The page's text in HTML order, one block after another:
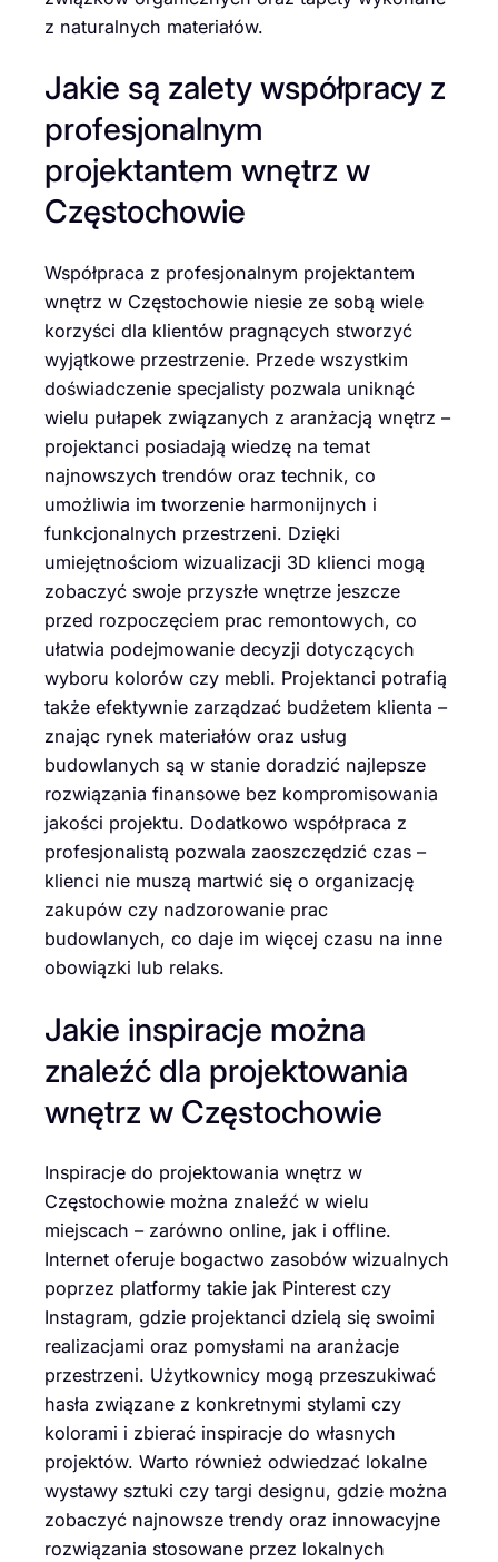
z naturalnych materiałów.
Jakie są zalety współpracy z
profesjonalnym
projektantem wnętrz w
Częstochowie
Współpraca z profesjonalnym projektantem
wnętrz w Częstochowie niesie ze sobą wiele
korzyści dla klientów pragnących stworzyć
wyjątkowe przestrzenie. Przede wszystkim
doświadczenie specjalisty pozwala uniknąć
wielu pułapek związanych z aranżacją wnętrz –
projektanci posiadają wiedzę na temat
najnowszych trendów oraz technik, co
umożliwia im tworzenie harmonijnych i
funkcjonalnych przestrzeni. Dzięki
umiejętnościom wizualizacji 3D klienci mogą
zobaczyć swoje przyszłe wnętrze jeszcze
przed rozpoczęciem prac remontowych, co
ułatwia podejmowanie decyzji dotyczących
wyboru kolorów czy mebli. Projektanci potrafią
także efektywnie zarządzać budżetem klienta –
znając rynek materiałów oraz usług
budowlanych są w stanie doradzić najlepsze
rozwiązania finansowe bez kompromisowania
jakości projektu. Dodatkowo współpraca z
profesjonalistą pozwala zaoszczędzić czas –
klienci nie muszą martwić się o organizację
zakupów czy nadzorowanie prac
budowlanych, co daje im więcej czasu na inne
obowiązki lub relaks.
Jakie inspiracje można
znaleźć dla projektowania
wnętrz w Częstochowie
Inspiracje do projektowania wnętrz w
Częstochowie można znaleźć w wielu
miejscach – zarówno online, jak i offline.
Internet oferuje bogactwo zasobów wizualnych
poprzez platformy takie jak Pinterest czy
Instagram, gdzie projektanci dzielą się swoimi
realizacjami oraz pomysłami na aranżacje
przestrzeni. Użytkownicy mogą przeszukiwać
hasła związane z konkretnymi stylami czy
kolorami i zbierać inspiracje do własnych
projektów. Warto również odwiedzać lokalne
wystawy sztuki czy targi designu, gdzie można
zobaczyć najnowsze trendy oraz innowacyjne
rozwiązania stosowane przez lokalnych